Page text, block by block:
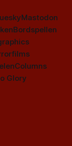
Mastodon
Bordspellen
Columns
Glory